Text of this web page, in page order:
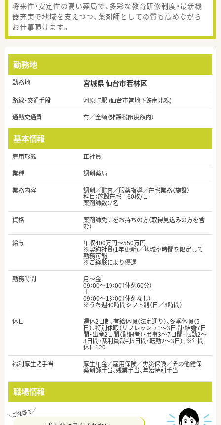
将来性・安定性の高い薬局で、多彩な教育研修制度・最新機
器充実で地域を支えつつ、薬剤師としての質も高めながら
お仕事頂けます。
勤務地
勤務地 宮城県 仙台市若林区
路線・交通手段
河原町駅 (仙台市営地下鉄南北線)
通勤交通費
有／全額（非課税限度額内）
基本情報
雇用形態
正社員
業種
調剤薬局
業務内容
調剤／監査／服薬指導／在宅業務（施設）
科目：施設在宅 60枚/日
薬剤師数：7名
資格
薬剤師免許をお持ちの方（取得見込みの方を含
む）
給与
年収400万円～550万円
※契約社員(1年更新)／地域や時間を限定して
勤務可能
※ご経験により優遇
勤務時間
月～金
09：00～19：00（休憩60分）
土
09：00～13：00（休憩なし）
※うち週40時間シフト制（日／8時間）
休日
週休2日制、有給休暇（法定通り）、冬季休暇（5
日）、特別休暇（リフレッシュ1～3日間・結婚7日
間・出産2日間（配偶者）・弔事3～7日間・転勤2～
3日間・裁判員裁判5日間・転勤2～3日）、※年間
休日120日
福利厚生諸手当
厚生年金／雇用保険／労災保険／その他健保
薬剤師手当、残業手当、年始特別手当
職場情報